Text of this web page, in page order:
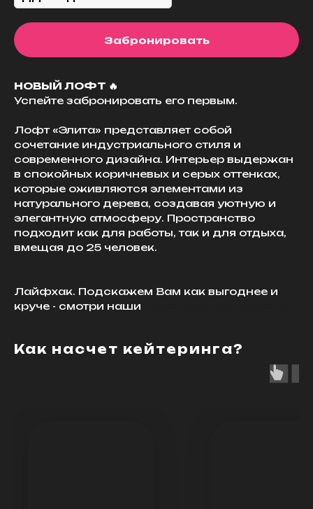
Забронировать
НОВЫЙ ЛОФТ 🔥
Успейте забронировать его первым.
Лофт «Элита» представляет собой
сочетание индустриального стиля и
современного дизайна. Интерьер выдержан
в спокойных коричневых и серых оттенках,
которые оживляются элементами из
натурального дерева, создавая уютную и
элегантную атмосферу. Пространство
подходит как для работы, так и для отдыха,
вмещая до 25 человек.
Лайфхак. Подскажем Вам как выгоднее и
круче - смотри наши
Как насчет кейтеринга?